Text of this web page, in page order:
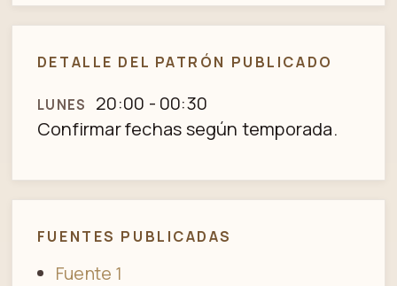
DETALLE DEL PATRÓN PUBLICADO
LUNES
20:00 - 00:30
Confirmar fechas según temporada.
FUENTES PUBLICADAS
Fuente 1